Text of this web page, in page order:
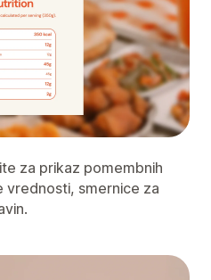
za prikaz pomembnih
vrednosti, smernice za